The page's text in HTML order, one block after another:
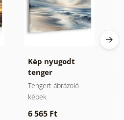
Kép nyugodt
tenger
napfelkeltekor
Tengert ábrázoló
képek
6 565 Ft